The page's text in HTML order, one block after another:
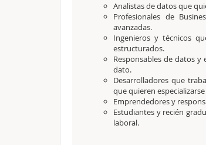
Analistas de datos que
Profesionales de
avanzadas.
Ingenieros y técnicos
estructurados.
Responsables de datos
dato.
Desarrolladores que
que quieren
Emprendedores y
Estudiantes y recién
laboral.